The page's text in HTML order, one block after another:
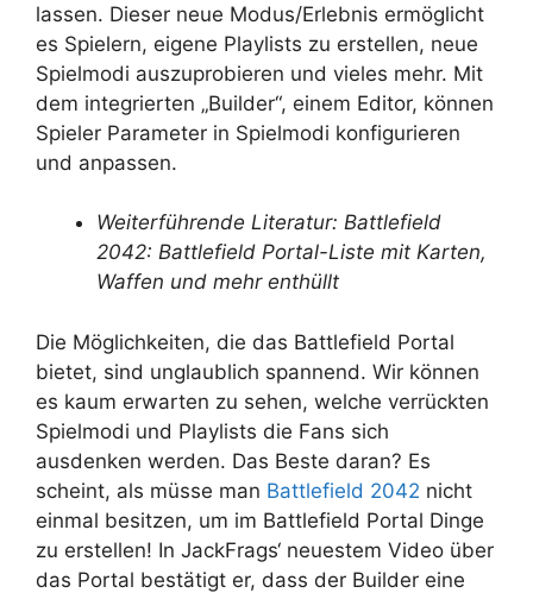
lassen. Dieser neue Modus/Erlebnis ermöglicht
es Spielern, eigene Playlists zu erstellen, neue
Spielmodi auszuprobieren und vieles mehr. Mit
dem integrierten „Builder“, einem Editor, können
Spieler Parameter in Spielmodi konfigurieren
und anpassen.
Weiterführende Literatur: Battlefield
2042: Battlefield Portal-Liste mit Karten,
Waffen und mehr enthüllt
Die Möglichkeiten, die das Battlefield Portal
bietet, sind unglaublich spannend. Wir können
es kaum erwarten zu sehen, welche verrückten
Spielmodi und Playlists die Fans sich
ausdenken werden. Das Beste daran? Es
scheint, als müsse man Battlefield 2042 nicht
einmal besitzen, um im Battlefield Portal Dinge
zu erstellen! In JackFrags‘ neuestem Video über
das Portal bestätigt er, dass der Builder eine